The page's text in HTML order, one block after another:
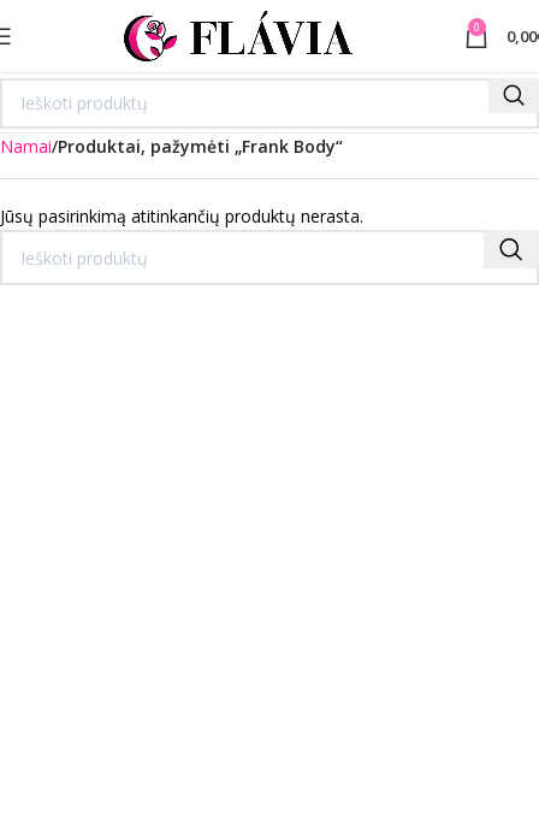
0 0,00
Namai Produktai, pažymėti „Frank Body“
Jūsų pasirinkimą atitinkančių produktų nerasta.